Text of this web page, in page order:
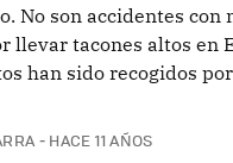
No son accidentes con
llevar tacones altos en
han sido recogidos
HACE 11 AÑOS